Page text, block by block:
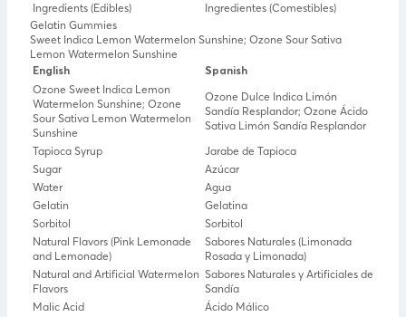
Ingredients (Edibles)
Ingredientes (Comestibles)
Gelatin Gummies
Sweet Indica Lemon Watermelon Sunshine; Ozone Sour Sativa
Lemon Watermelon Sunshine
English Spanish
Ozone Sweet Indica Lemon
Watermelon Sunshine; Ozone
Sour Sativa Lemon Watermelon
Sunshine
Ozone Dulce Indica Limón
Sandía Resplandor; Ozone Ácido
Sativa Limón Sandía Resplandor
Tapioca Syrup
Jarabe de Tapioca
Sugar
Azúcar
Water
Agua
Gelatin
Gelatina
Sorbitol
Sorbitol
Natural Flavors (Pink Lemonade
and Lemonade)
Sabores Naturales (Limonada
Rosada y Limonada)
Natural and Artificial Watermelon
Flavors
Sabores Naturales y Artificiales de
Sandía
Malic Acid
Ácido Málico